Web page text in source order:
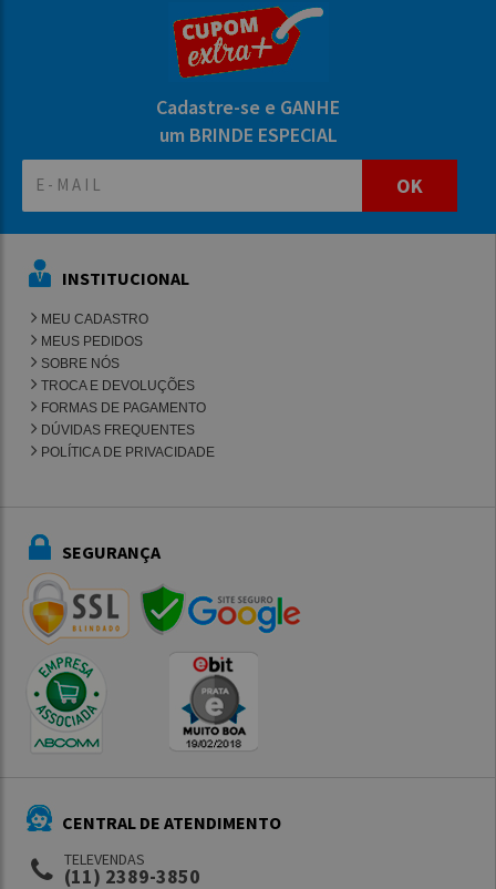
Cadastre-se e GANHE
um BRINDE ESPECIAL
OK
INSTITUCIONAL
MEU CADASTRO
MEUS PEDIDOS
SOBRE NÓS
TROCA E DEVOLUÇÕES
FORMAS DE PAGAMENTO
DÚVIDAS FREQUENTES
POLÍTICA DE PRIVACIDADE
SEGURANÇA
CENTRAL DE ATENDIMENTO
TELEVENDAS
(11) 2389-3850